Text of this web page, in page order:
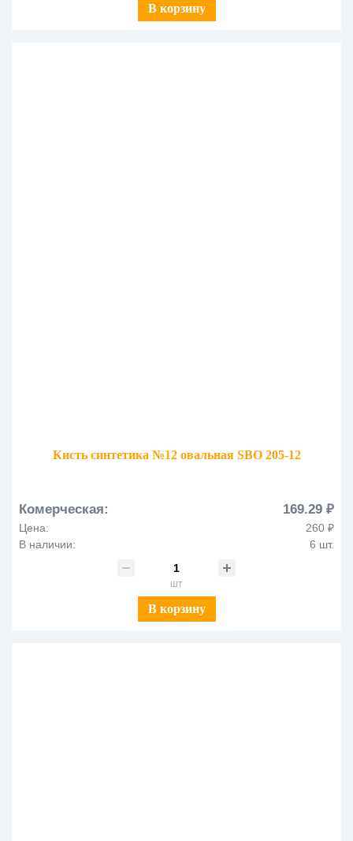
В корзину
Кисть синтетика №12 овальная SBO 205-12
Комерческая: 169.29 ₽
Цена:
260 ₽
В наличии:
6 шт.
шт
В корзину